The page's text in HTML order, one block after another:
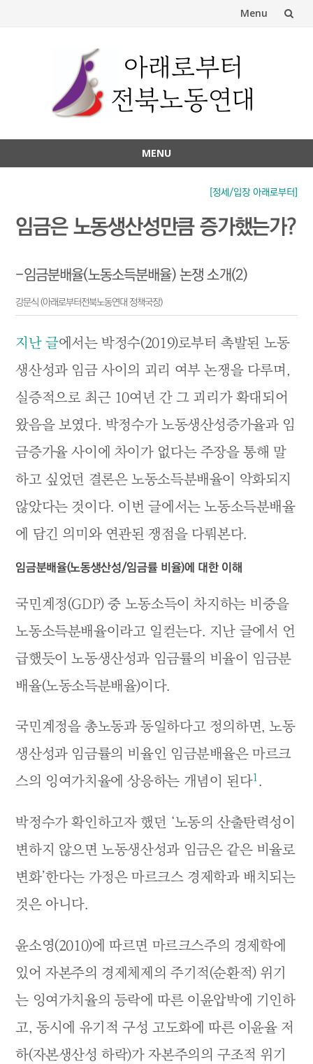
Menu
MENU
[정세/입장 아래로부터]
임금은 노동생산성만큼 증가했는가?
-임금분배율(노동소득분배율) 논쟁 소개(2)
강문식 (아래로부터전북노동연대 정책국장)
지난 글에서는 박정수(2019)로부터 촉발된 노동
생산성과 임금 사이의 괴리 여부 논쟁을 다루며,
실증적으로 최근 10여년 간 그 괴리가 확대되어
왔음을 보였다. 박정수가 노동생산성증가율과 임
금증가율 사이에 차이가 없다는 주장을 통해 말
하고 싶었던 결론은 노동소득분배율이 악화되지
않았다는 것이다. 이번 글에서는 노동소득분배율
에 담긴 의미와 연관된 쟁점을 다뤄본다.
임금분배율(노동생산성/임금률 비율)에 대한 이해
국민계정(GDP) 중 노동소득이 차지하는 비중을
노동소득분배율이라고 일컫는다. 지난 글에서 언
급했듯이 노동생산성과 임금률의 비율이 임금분
배율(노동소득분배율)이다.
국민계정을 총노동과 동일하다고 정의하면, 노동
생산성과 임금률의 비율인 임금분배율은 마르크
스의 잉여가치율에 상응하는 개념이 된다1 .
박정수가 확인하고자 했던 ‘노동의 산출탄력성이
변하지 않으면 노동생산성과 임금은 같은 비율로
변화’한다는 가정은 마르크스 경제학과 배치되는
것은 아니다.
윤소영(2010)에 따르면 마르크스주의 경제학에
있어 자본주의 경제체제의 주기적(순환적) 위기
는 잉여가치율의 등락에 따른 이윤압박에 기인하
고, 동시에 유기적 구성 고도화에 따른 이윤율 저
하(자본생산성 하락)가 자본주의의 구조적 위기